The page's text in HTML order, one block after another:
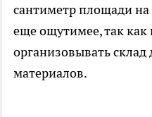
сантиметр площади на
еще ощутимее, так
организовывать склад
материалов.